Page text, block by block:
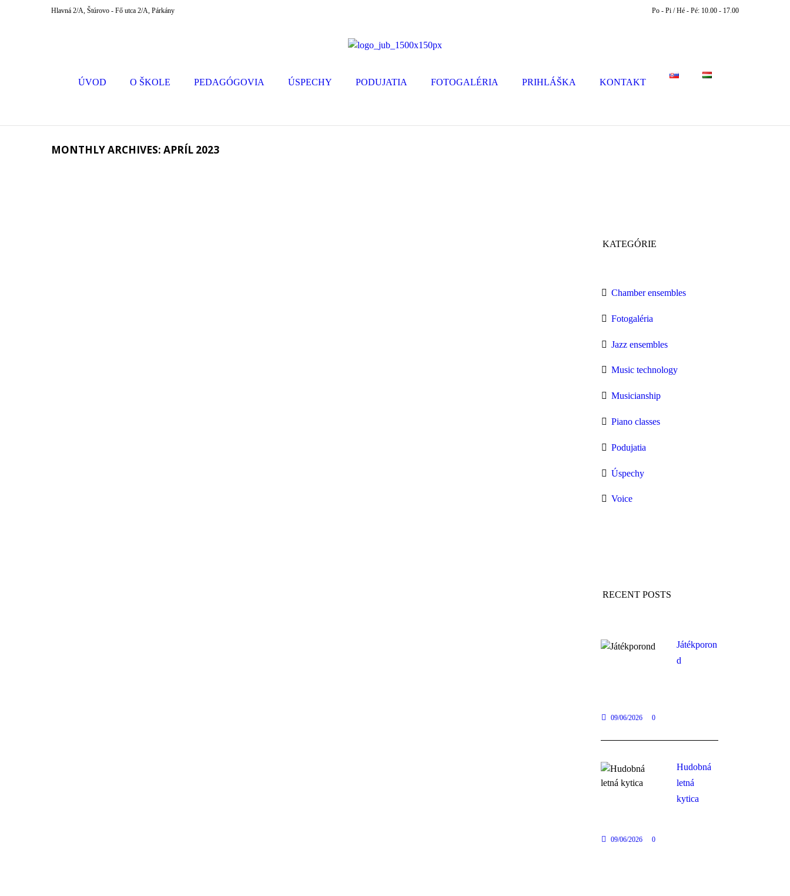
Hlavná 2/A, Štúrovo - Fő utca 2/A, Párkány Po - Pi / Hé - Pé: 10.00 - 17.00
ÚVOD O ŠKOLE PEDAGÓGOVIA ÚSPECHY PODUJATIA FOTOGALÉRIA PRIHLÁŠKA KONTAKT
MONTHLY ARCHIVES: APRÍL 2023
KATEGÓRIE
Chamber ensembles
Fotogaléria
Jazz ensembles
Music technology
Musicianship
Piano classes
Podujatia
Úspechy
Voice
RECENT POSTS
Játékporon
d
09/06/2026 0
Hudobná
letná
kytica
09/06/2026 0